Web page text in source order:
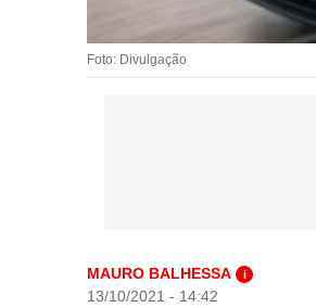
Foto: Divulgação
MAURO BALHESSA i
13/10/2021 - 14:42